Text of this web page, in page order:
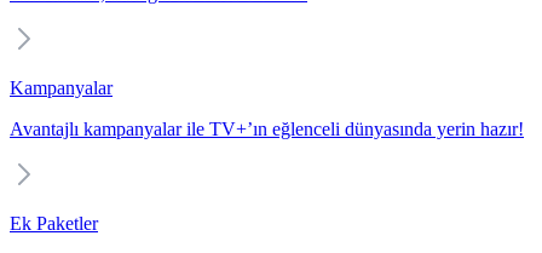
Kampanyalar
Avantajlı kampanyalar ile TV+’ın eğlenceli dünyasında yerin hazır!
Ek Paketler